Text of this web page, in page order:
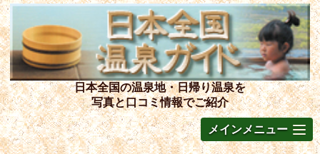
日本全国の温泉地・日帰り温泉を
写真と口コミ情報でご紹介
メインメニュー